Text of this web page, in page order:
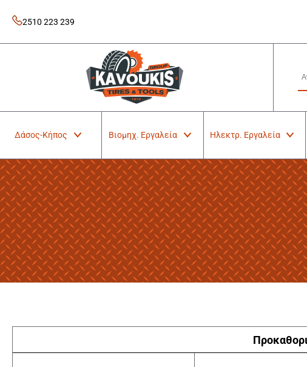
content
2510 223 239
Kavoukis Tools
Tires & Tools
Δάσος-Κήπος Βιομηχ. Εργαλεία Ηλεκτρ. Εργαλεία